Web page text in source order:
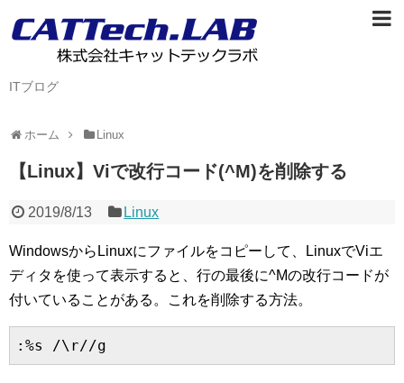
ITブログ
ホーム Linux
【Linux】Viで改行コード(^M)を削除する
2019/8/13 Linux
WindowsからLinuxにファイルをコピーして、LinuxでViエ
ディタを使って表示すると、行の最後に^Mの改行コードが
付いていることがある。これを削除する方法。
:%s /\r//g